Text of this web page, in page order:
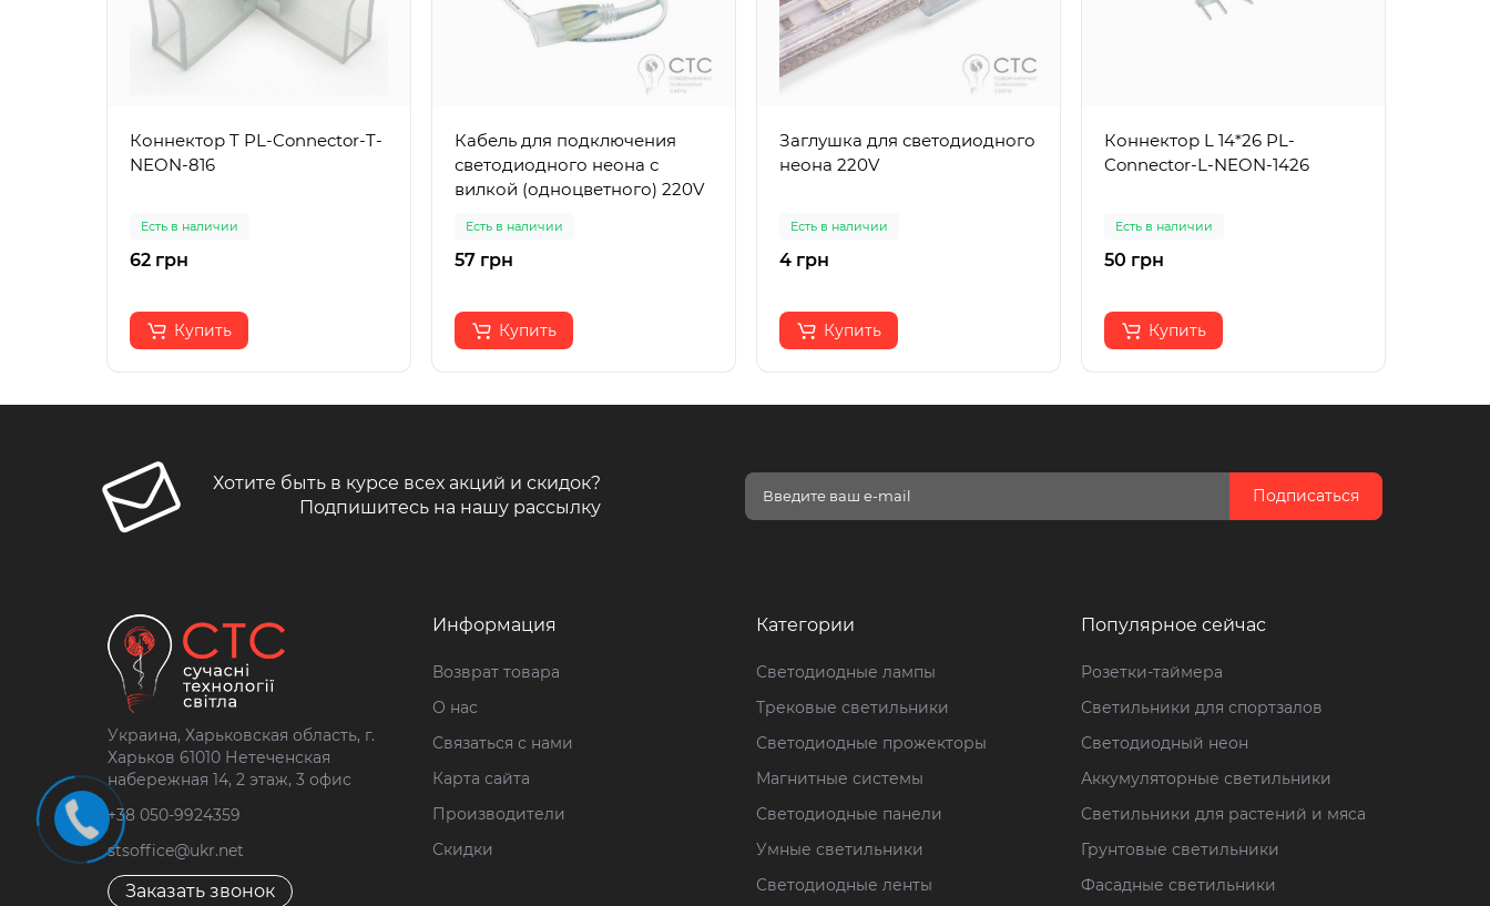
Коннектор T PL-Connector-T-
NEON-816
Есть в наличии
62 грн
Купить
Кабель для подключения
светодиодного неона с
вилкой (одноцветного) 220V
Есть в наличии
57 грн
Купить
Заглушка для светодиодного
неона 220V
Есть в наличии
4 грн
Купить
Коннектор L 14*26 PL-
Connector-L-NEON-1426
Есть в наличии
50 грн
Купить
Хотите быть в курсе всех акций и скидок?
Подпишитесь на нашу рассылку
Подписаться
Украина, Харьковская область, г.
Харьков 61010 Нетеченская
набережная 14, 2 этаж, 3 офис
+38 050-9924359
stsoffice@ukr.net
Заказать звонок
Информация
Возврат товара
О нас
Связаться с нами
Карта сайта
Производители
Скидки
Категории
Светодиодные лампы
Трековые светильники
Светодиодные прожекторы
Магнитные системы
Светодиодные панели
Умные светильники
Светодиодные ленты
Популярное сейчас
Розетки-таймера
Светильники для спортзалов
Светодиодный неон
Аккумуляторные светильники
Светильники для растений и мяса
Грунтовые светильники
Фасадные светильники